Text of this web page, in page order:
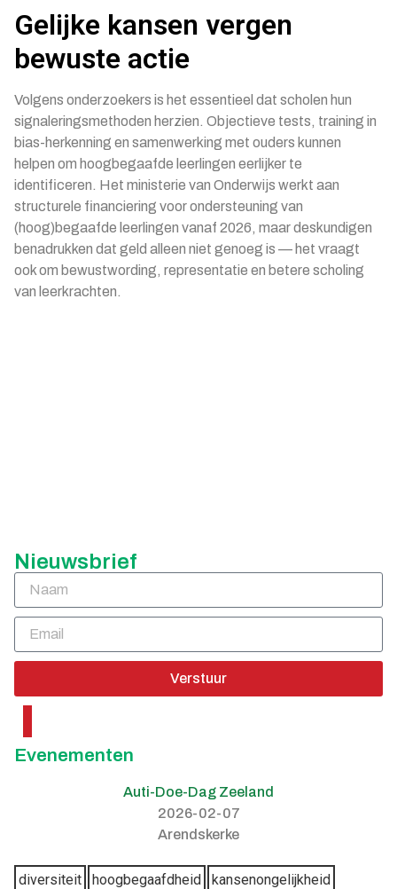
Gelijke kansen vergen
bewuste actie
Volgens onderzoekers is het essentieel dat scholen hun
signaleringsmethoden herzien. Objectieve tests, training in
bias-herkenning en samenwerking met ouders kunnen
helpen om hoogbegaafde leerlingen eerlijker te
identificeren. Het ministerie van Onderwijs werkt aan
structurele financiering voor ondersteuning van
(hoog)begaafde leerlingen vanaf 2026, maar deskundigen
benadrukken dat geld alleen niet genoeg is — het vraagt
ook om bewustwording, representatie en betere scholing
van leerkrachten.
Nieuwsbrief
Verstuur
Evenementen
Doe-Dag Zeeland
diversiteit hoogbegaafdheid
kansenongelijkheid